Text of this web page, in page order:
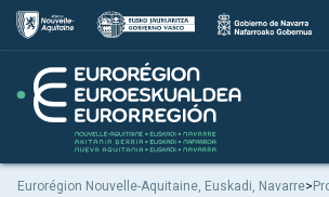
Eurorégion Nouvelle-Aquitaine, Euskadi, Navarre>